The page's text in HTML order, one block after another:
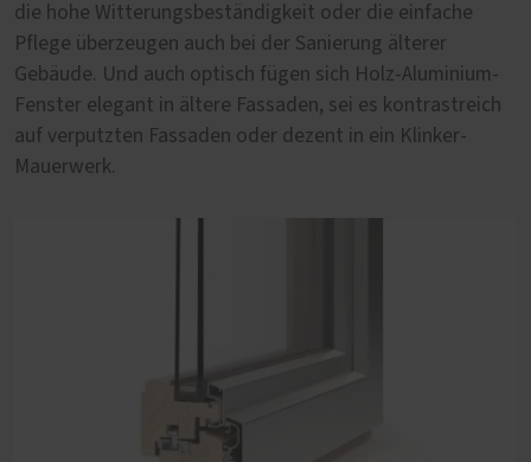
die hohe Witterungsbeständigkeit oder die einfache
Pflege überzeugen auch bei der Sanierung älterer
Gebäude. Und auch optisch fügen sich Holz-Aluminium-
Fenster elegant in ältere Fassaden, sei es kontrastreich
auf verputzten Fassaden oder dezent in ein Klinker-
Mauerwerk.
Aluminium-Fenster von PaX halten, was sie versprechen.
Nach außen hin sind sie nahezu unverwüstlich und
dennoch von besonderer Ästhetik geprägt. Im Innern
versprühen die Holzoberflächen Behaglichkeit und
Wärme.